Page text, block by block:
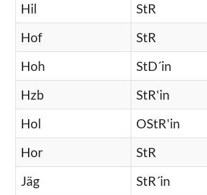
Hil
StR
Hof
StR
Hoh
StD´in
Hzb
StR'in
Hol
OStR'in
Hor
StR
Jäg
StR´in